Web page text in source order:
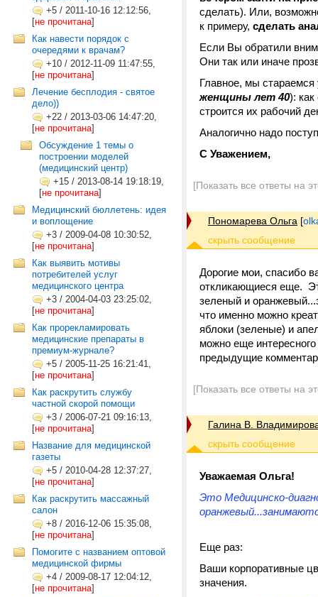
+5 / 2011-10-16 12:12:56,
[не прочитана]
Как навести порядок с
очередями к врачам?
+10 / 2012-11-09 11:47:55,
[не прочитана]
Лечение бесплодия - святое
дело))
+22 / 2013-03-06 14:47:20,
[не прочитана]
Обсуждение 1 темы о
построении моделей
(медицинский центр)
+15 / 2013-08-14 19:18:19,
[не прочитана]
Медицинский бюллетень: идея
и воплощение
+3 / 2009-04-08 10:30:52,
[не прочитана]
Как выявить мотивы
потребителей услуг
медицинского центра
+3 / 2004-04-03 23:25:02,
[не прочитана]
Как прорекламировать
медицинские препараты в
премиум-журнале?
+5 / 2005-11-25 16:21:41,
[не прочитана]
Как раскрутить службу
частной скорой помощи
+3 / 2006-07-21 09:16:13,
[не прочитана]
Название для медицинской
газеты
+5 / 2010-04-28 12:37:27,
[не прочитана]
Как раскрутить массажный
салон
+8 / 2016-12-06 15:35:08,
[не прочитана]
Помогите с названием оптовой
медицинской фирмы
+4 / 2009-08-17 12:04:12,
[не прочитана]
сделать). Или,
к примеру, сделать
Если Вы обратили
Они так или иначе
Главное, мы стараемся
женщины лет 40): как
строится их рабочий
Аналогично надо
С Уважением,
[Показать все ответы на
Пономарева Ольга [
Дорогие мои, спасибо
откликающиеся еще.
зеленый и
что именно можно
яблоки (зеленые) и
можно еще
предыдущие
[Показать все ответы на
Галина В.
Уважаемая Ольга!
Это Медицинско-
Еще раз:
Ваши корпоративные
значения.